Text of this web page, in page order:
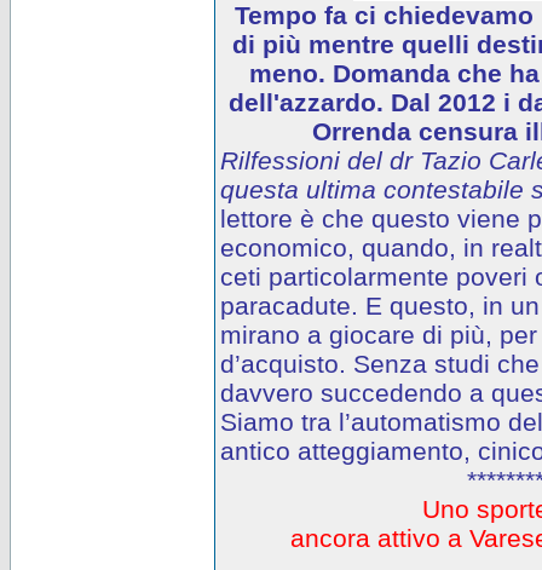
Tempo fa ci
di più mentre quelli
meno. Domanda che
dell'azzardo. Dal 2012 i
Orrenda censura
Rilfessioni del dr Tazio
questa ultima contestabile
lettore è che questo viene
economico, quando, in
ceti particolarmente poveri
paracadute. E questo, in
mirano a giocare di più,
d’acquisto. Senza studi
davvero succedendo a
Siamo tra l’automatismo
antico atteggiamento,
Uno
ancora attivo a